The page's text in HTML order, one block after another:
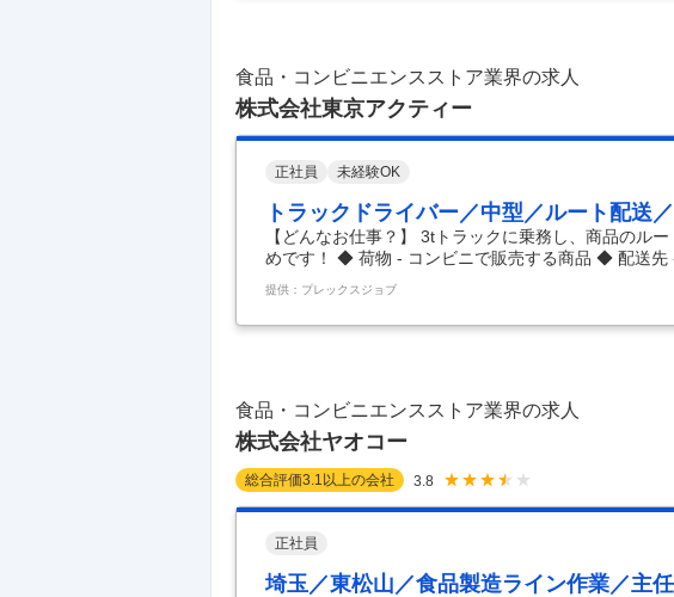
り、マネージャー、キッチン、サービス、ソムリエ
食品・コンビニエンスストア業界の求人
株式会社東京アクティー
正社員 未経験OK
トラックドライバー／中型／ルート配送
【どんなお仕事？】 3tトラックに乗務し、商品のル
めです！ ◆ 荷物 - コンビニで販売する商品 ◆ 配送先
◆ 配送件数 - 1日約15店舗 ◆ 車種・サイズ - 準中型
詳細 - 市川営業所での募集です。 - 食品を取り扱う物
いただきます。 - 当社で活躍しているドライバーの
提供：プレックスジョブ
食品・コンビニエンスストア業界の求人
株式会社ヤオコー
総合評価3.1 以上の会社 3.8
正社員
埼玉／東松山／食品製造ライン作業／主